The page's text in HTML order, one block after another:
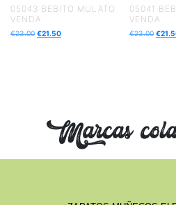
05043 BEBITO MULATO
VENDA
€23.00 €21.50
05041
VENDA
€23.00 €
Marcas